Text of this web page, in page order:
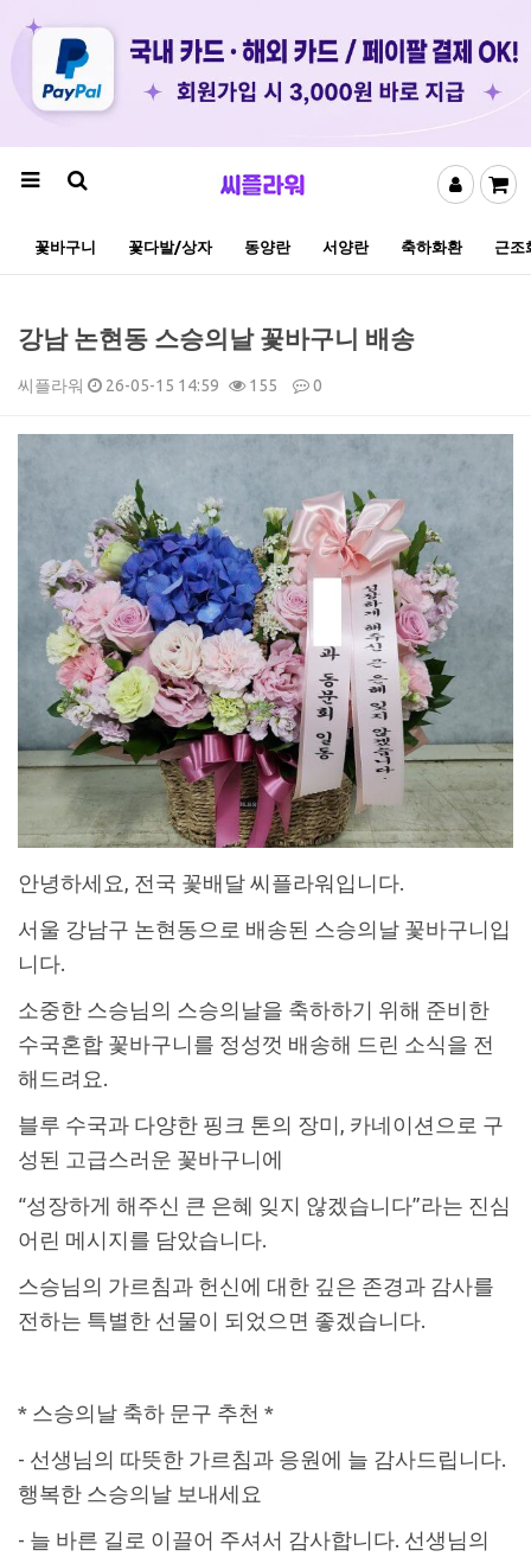
꽃바구니 꽃다발/상자 동양란 서양란 축하화환 근조
강남 논현동 스승의날 꽃바구니 배송
씨플라워 26-05-15 14:59 155 0
안녕하세요, 전국 꽃배달 씨플라워입니다.
서울 강남구 논현동으로 배송된 스승의날 꽃바구니입
니다.
소중한 스승님의 스승의날을 축하하기 위해 준비한
수국혼합 꽃바구니를 정성껏 배송해 드린 소식을 전
해드려요.
블루 수국과 다양한 핑크 톤의 장미, 카네이션으로 구
성된 고급스러운 꽃바구니에
“성장하게 해주신 큰 은혜 잊지 않겠습니다”라는 진심
어린 메시지를 담았습니다.
스승님의 가르침과 헌신에 대한 깊은 존경과 감사를
전하는 특별한 선물이 되었으면 좋겠습니다.
* 스승의날 축하 문구 추천 *
- 선생님의 따뜻한 가르침과 응원에 늘 감사드립니다.
행복한 스승의날 보내세요
- 늘 바른 길로 이끌어 주셔서 감사합니다. 선생님의